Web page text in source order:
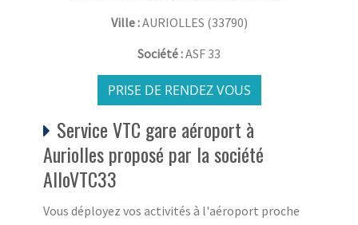
Ville :AURIOLLES (33790)
Société :ASF 33
PRISE DE RENDEZ VOUS
Service VTC gare aéroport à
Auriolles proposé par la société
AlloVTC33
Vous déployez vos activités à l'aéroport proche